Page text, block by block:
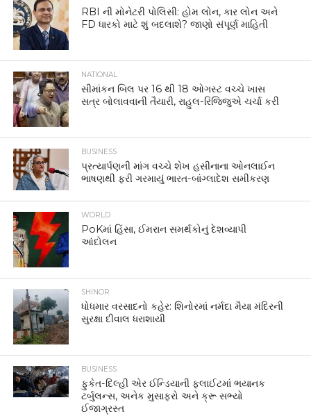
RBI ની મોનેટરી પોલિસી: હોમ લોન, કાર લોન અને
FD ધારકો માટે શું બદલાશે? જાણો સંપૂર્ણ માહિતી
NATIONAL
સીમાંકન બિલ પર 16 થી 18 ઓગસ્ટ વચ્ચે ખાસ
સત્ર બોલાવવાની તૈયારી, રાહુલ-રિજિજુએ ચર્ચા કરી
BUSINESS
પ્રત્યાર્પણની માંગ વચ્ચે શેખ હસીનાના ઓનલાઈન
ભાષણથી ફરી ગરમાયું ભારત-બાંગ્લાદેશ સમીકરણ
WORLD
PoKમાં હિંસા, ઈમરાન સમર્થકોનું દેશવ્યાપી
આંદોલન
SHINOR
ધોધમાર વરસાદનો કહેર: શિનોરમાં નર્મદા મૈયા મંદિરની
સુરક્ષા દીવાલ ધરાશાયી
BUSINESS
ફુકેત-દિલ્હી એર ઈન્ડિયાની ફ્લાઈટમાં ભયાનક
ટર્બુલન્સ, અનેક મુસાફરો અને ક્રૂ સભ્યો
ઈજાગ્રસ્ત